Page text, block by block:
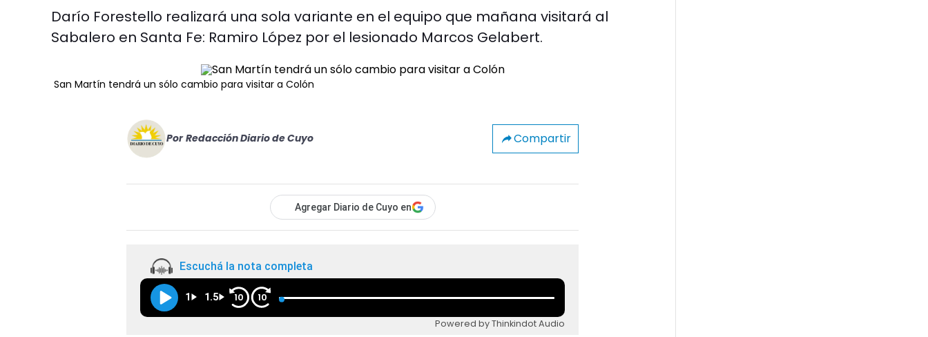
Darío Forestello realizará una sola variante en el equipo que mañana visitará al
Sabalero en Santa Fe: Ramiro López por el lesionado Marcos Gelabert.
San Martín tendrá un sólo cambio para visitar a Colón
Por Redacción Diario de Cuyo Compartir
Agregar Diario de Cuyo en
Escuchá la nota completa
1 1.5 10 10
Powered by Thinkindot Audio